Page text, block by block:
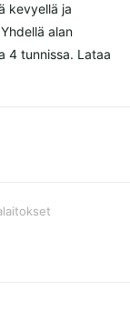
kevyellä ja
alan
4 tunnissa. Lataa